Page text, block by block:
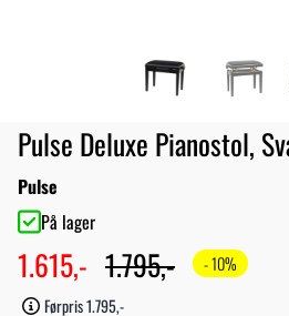
Pulse Deluxe Pianostol,
Pulse
På lager
1.615,- 1.795,-
- 10%
Førpris 1.795,-